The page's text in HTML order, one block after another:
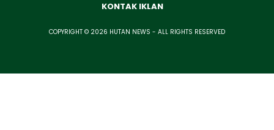
KONTAK IKLAN
COPYRIGHT © 2026 HUTAN NEWS - ALL RIGHTS RESERVED